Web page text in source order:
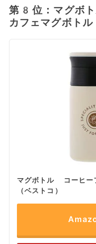
第8位：マグボ
カフェマグボトル
マグボトル コーヒー
（ベストコ）